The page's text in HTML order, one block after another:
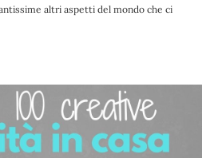
altri aspetti del mondo che ci